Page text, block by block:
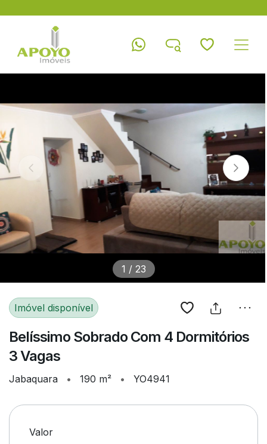
1 / 23
Imóvel disponível
Belíssimo Sobrado Com 4 Dormitórios
3 Vagas
Jabaquara • 190 m² • YO4941
Valor